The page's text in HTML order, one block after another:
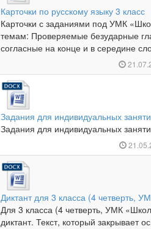
Карточки по русскому языку 3 класс
Карточки с заданиями под УМК
темам: Проверяемые безударные
согласные на конце и в середине
Задания для индивидуальных
Задания для индивидуальных
Диктант для 3 класса (4 четверть,
Для 3 класса (4 четверть, УМК
диктант. Текст, который